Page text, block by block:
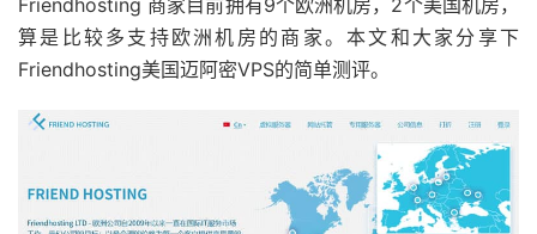
Friendhosting 商家目前拥有9个欧洲机房，2个美国机房，
算是比较多支持欧洲机房的商家。本文和大家分享下
Friendhosting美国迈阿密VPS的简单测评。